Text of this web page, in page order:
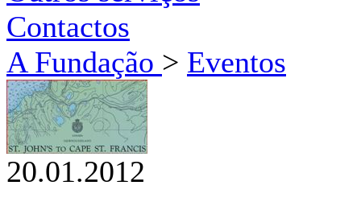
Contactos
A Fundação > Eventos
20.01.2012